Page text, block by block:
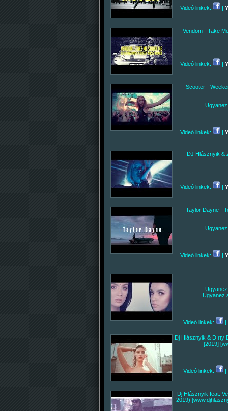
Videó linkek: |
Vendom - Take
Videó linkek: |
Scooter -
Videó linkek: |
DJ Hlásznyik &
Videó linkek: |
Taylor Dayne -
Videó linkek: |
Ugyanez
Videó linkek: |
Dj Hlásznyik & D!rty
[2019]
Videó linkek: |
Dj Hlásznyik feat.
2019)